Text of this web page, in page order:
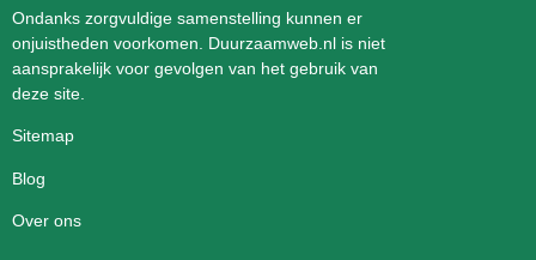
Ondanks zorgvuldige samenstelling kunnen er
onjuistheden voorkomen. Duurzaamweb.nl is niet
aansprakelijk voor gevolgen van het gebruik van
deze site.
Sitemap
Blog
Over ons